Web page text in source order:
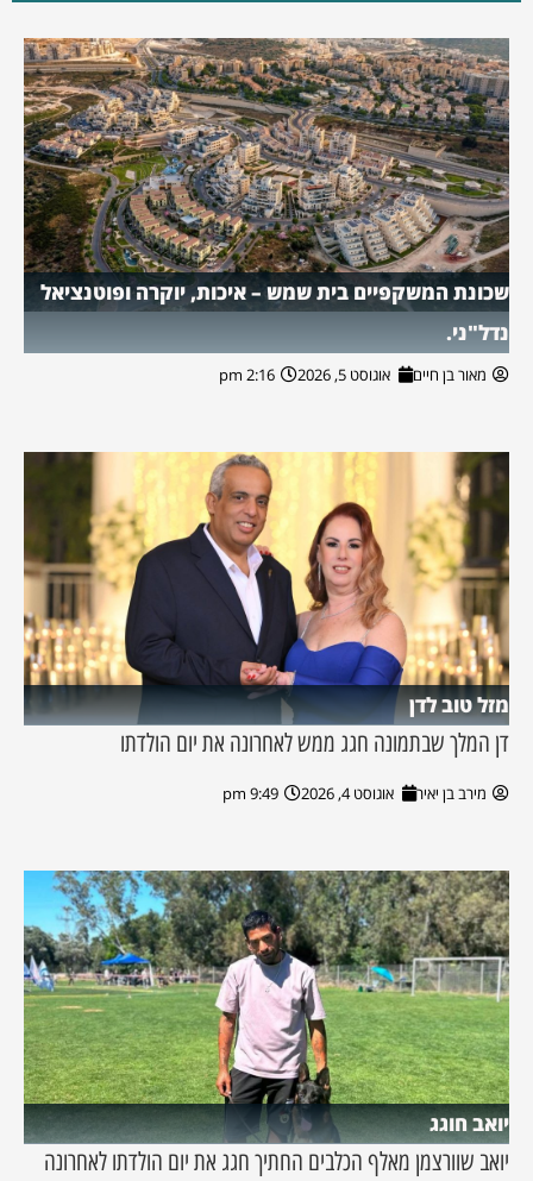
שכונת המשקפיים בית שמש – איכות, יוקרה ופוטנציאל
נדל"ני.
מאור בן חיים אוגוסט 5, 2026 2:16 pm
מזל טוב לדן
דן המלך שבתמונה חגג ממש לאחרונה את יום הולדתו
מירב בן יאיר אוגוסט 4, 2026 9:49 pm
יואב חוגג
יואב שוורצמן מאלף הכלבים החתיך חגג את יום הולדתו לאחרונה